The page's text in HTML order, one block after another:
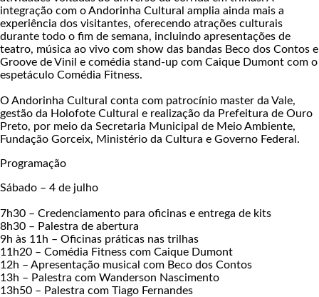
integração com o Andorinha Cultural amplia ainda mais a
experiência dos visitantes, oferecendo atrações culturais
durante todo o fim de semana, incluindo apresentações de
teatro, música ao vivo com show das bandas Beco dos Contos e
Groove de Vinil e comédia stand-up com Caique Dumont com o
espetáculo Comédia Fitness.
O Andorinha Cultural conta com patrocínio master da Vale,
gestão da Holofote Cultural e realização da Prefeitura de Ouro
Preto, por meio da Secretaria Municipal de Meio Ambiente,
Fundação Gorceix, Ministério da Cultura e Governo Federal.
Programação
Sábado – 4 de julho
7h30 – Credenciamento para oficinas e entrega de kits
8h30 – Palestra de abertura
9h às 11h – Oficinas práticas nas trilhas
11h20 – Comédia Fitness com Caique Dumont
12h – Apresentação musical com Beco dos Contos
13h – Palestra com Wanderson Nascimento
13h50 – Palestra com Tiago Fernandes